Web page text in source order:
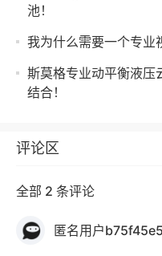
池！
我为什么需要一个专
斯莫格专业动平衡液
结合！
评论区
全部 2 条评论
匿名用户b75f45e5